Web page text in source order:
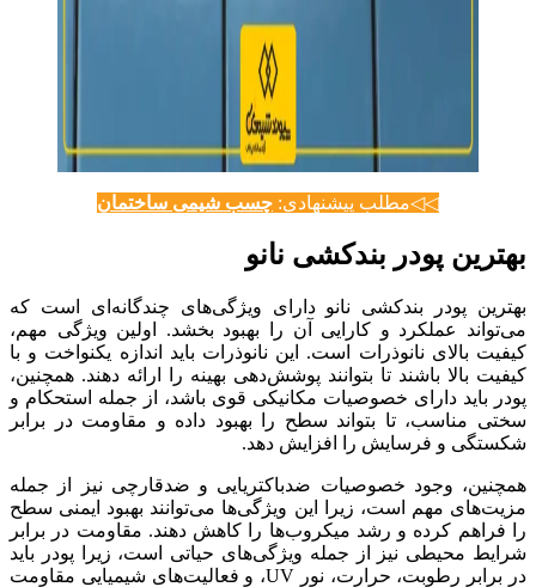
◁◁مطلب پیشنهادی: چسب شیمی ساختمان
بهترین پودر بندکشی نانو
بهترین پودر بندکشی نانو دارای ویژگی‌های چندگانه‌ای است که
می‌تواند عملکرد و کارایی آن را بهبود بخشد. اولین ویژگی مهم،
کیفیت بالای نانوذرات است. این نانوذرات باید اندازه یکنواخت و با
کیفیت بالا باشند تا بتوانند پوشش‌دهی بهینه را ارائه دهند. همچنین،
پودر باید دارای خصوصیات مکانیکی قوی باشد، از جمله استحکام و
سختی مناسب، تا بتواند سطح را بهبود داده و مقاومت در برابر
شکستگی و فرسایش را افزایش دهد.
همچنین، وجود خصوصیات ضدباکتریایی و ضدقارچی نیز از جمله
مزیت‌های مهم است، زیرا این ویژگی‌ها می‌توانند بهبود ایمنی سطح
را فراهم کرده و رشد میکروب‌ها را کاهش دهند. مقاومت در برابر
شرایط محیطی نیز از جمله ویژگی‌های حیاتی است، زیرا پودر باید
در برابر رطوبت، حرارت، نور UV، و فعالیت‌های شیمیایی مقاومت